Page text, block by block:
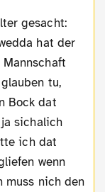
hat der
tu,
Bock dat
sichalich
ich dat
wenn
muss nich den